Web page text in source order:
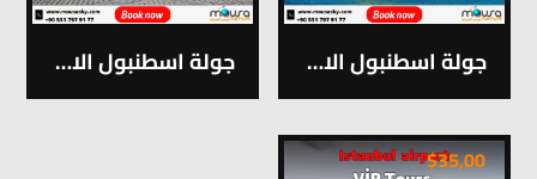
جولة اسطنبول الاسيوية VİP رقم 7 جولة اسطنبول الاوربية VİP رقم 1
$35,00